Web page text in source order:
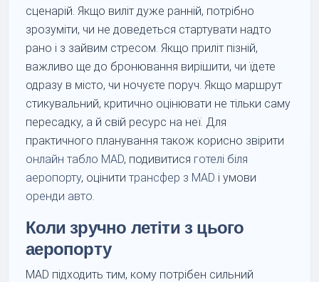
сценарій. Якщо виліт дуже ранній, потрібно
зрозуміти, чи не доведеться стартувати надто
рано і з зайвим стресом. Якщо приліт пізній,
важливо ще до бронювання вирішити, чи їдете
одразу в місто, чи ночуєте поруч. Якщо маршрут
стикувальний, критично оцінювати не тільки саму
пересадку, а й свій ресурс на неї. Для
практичного планування також корисно звірити
онлайн табло MAD, подивитися готелі біля
аеропорту, оцінититрансфер з MAD і умови
оренди авто
Коли зручно летіти з цього
аеропорту
MAD підходить тим, кому потрібен сильний